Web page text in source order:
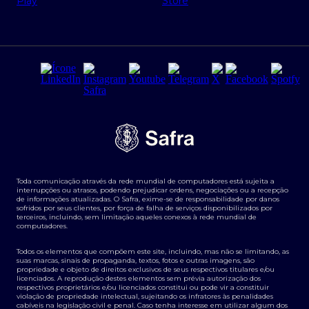
Regras e Parâmetros de Atuação Banco Safra
Segurança da Informação
Tarifas e serviços Pessoa Física
Transparência de remuneração
Termos e Condições para Portabilidade de Investimento
Derivativos
Agronegócios
Toda comunicação através da rede mundial de computadores está sujeita a
interrupções ou atrasos, podendo prejudicar ordens, negociações ou a recepção
de informações atualizadas. O Safra, exime-se de responsabilidade por danos
sofridos por seus clientes, por força de falha de serviços disponibilizados por
terceiros, incluindo, sem limitação aqueles conexos à rede mundial de
computadores.
Todos os elementos que compõem este site, incluindo, mas não se limitando, as
suas marcas, sinais de propaganda, textos, fotos e outras imagens, são
propriedade e objeto de direitos exclusivos de seus respectivos titulares e/ou
licenciados. A reprodução destes elementos sem prévia autorização dos
respectivos proprietários e/ou licenciados constitui ou pode vir a constituir
violação de propriedade intelectual, sujeitando os infratores às penalidades
cabíveis na legislação civil e penal. Caso tenha interesse em utilizar algum dos